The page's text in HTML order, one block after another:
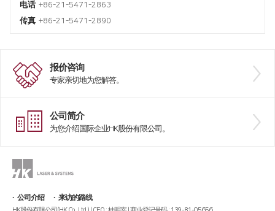
电话 +86-21-5471-2863
传真 +86-21-5471-2890
报价咨询
专家亲切地为您解答。
公司简介
为您介绍国际企业HK股份有限公司。
公司介绍 来访的路线